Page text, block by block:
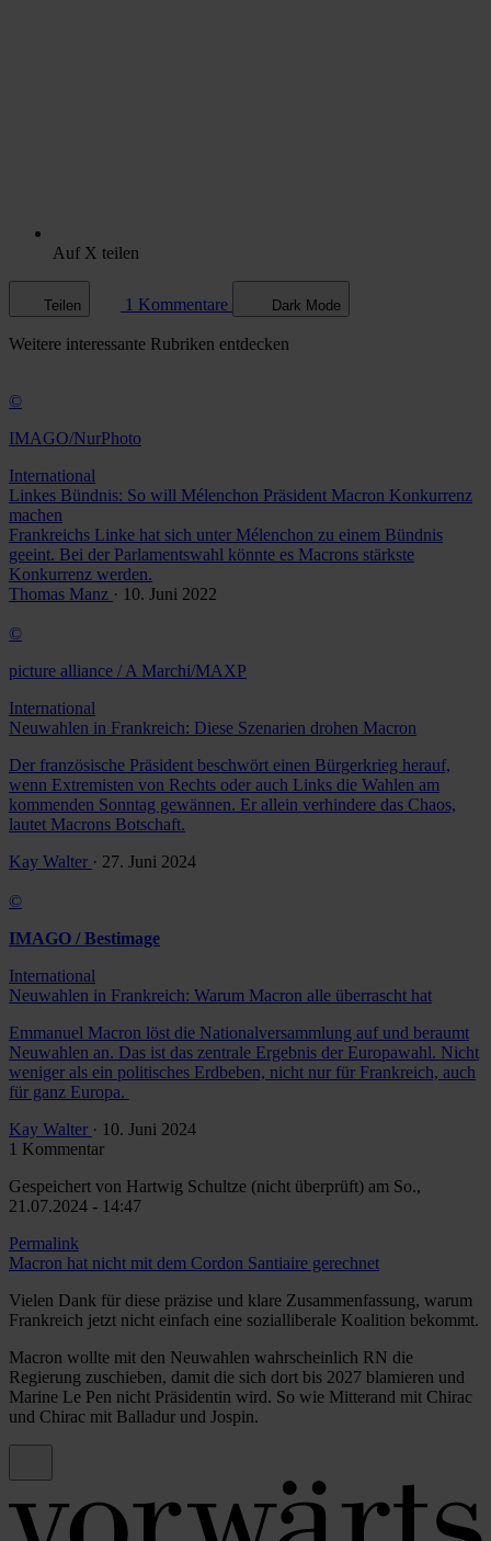
Auf X teilen
Teilen 1 Kommentare Dark Mode
Weitere interessante Rubriken entdecken
©
IMAGO/NurPhoto
International
Linkes Bündnis: So will Mélenchon Präsident Macron Konkurrenz
machen
Frankreichs Linke hat sich unter Mélenchon zu einem Bündnis
geeint. Bei der Parlamentswahl könnte es Macrons stärkste
Konkurrenz werden.
Thomas Manz · 10. Juni 2022
©
picture alliance / A Marchi/MAXP
International
Neuwahlen in Frankreich: Diese Szenarien drohen Macron
Der französische Präsident beschwört einen Bürgerkrieg herauf,
wenn Extremisten von Rechts oder auch Links die Wahlen am
kommenden Sonntag gewännen. Er allein verhindere das Chaos,
lautet Macrons Botschaft.
Kay Walter · 27. Juni 2024
©
IMAGO / Bestimage
International
Neuwahlen in Frankreich: Warum Macron alle überrascht hat
Emmanuel Macron löst die Nationalversammlung auf und beraumt
Neuwahlen an. Das ist das zentrale Ergebnis der Europawahl. Nicht
weniger als ein politisches Erdbeben, nicht nur für Frankreich, auch
für ganz Europa.
Kay Walter · 10. Juni 2024
1 Kommentar
Gespeichert von Hartwig Schultze (nicht überprüft) am So.,
21.07.2024 - 14:47
Permalink
Macron hat nicht mit dem Cordon Santiaire gerechnet
Vielen Dank für diese präzise und klare Zusammenfassung, warum
Frankreich jetzt nicht einfach eine sozialliberale Koalition bekommt.
Macron wollte mit den Neuwahlen wahrscheinlich RN die
Regierung zuschieben, damit die sich dort bis 2027 blamieren und
Marine Le Pen nicht Präsidentin wird. So wie Mitterand mit Chirac
und Chirac mit Balladur und Jospin.